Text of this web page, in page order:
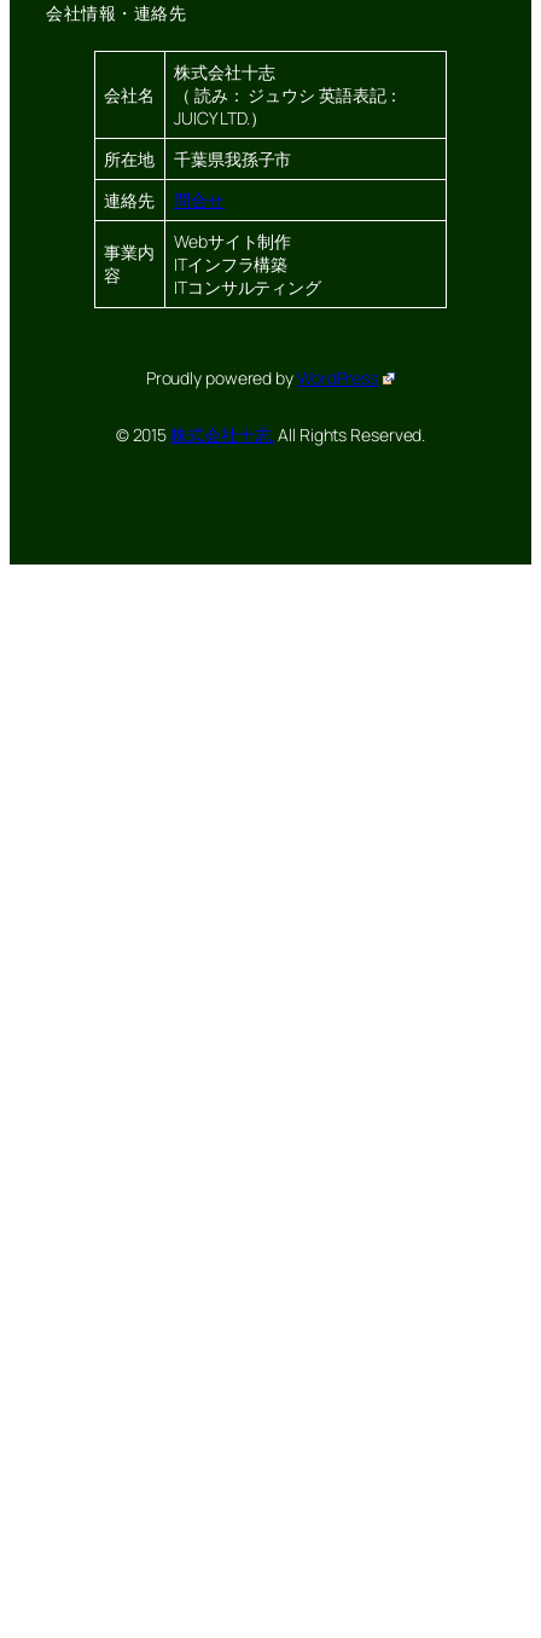
会社情報・連絡先
会社名
株式会社十志
（ 読み： ジュウシ 英語表記：
JUICY LTD.）
所在地
千葉県我孫子市
連絡先
問合せ
事業内
容
Webサイト制作
ITインフラ構築
ITコンサルティング
Proudly powered byWordPress
© 2015株式会社十志. All Rights Reserved.